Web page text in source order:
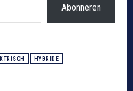
Abonneren
HYBRIDE